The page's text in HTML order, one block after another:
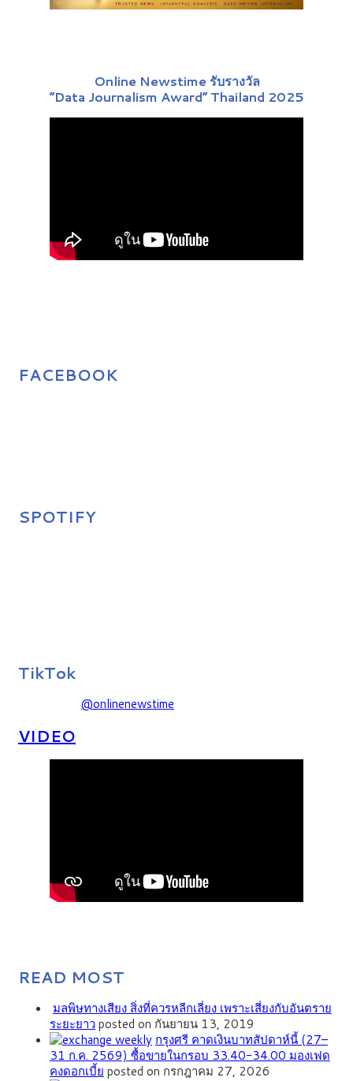
Online Newstime รับรางวัล
“Data Journalism Award” Thailand 2025
FACEBOOK
SPOTIFY
TikTok
@onlinenewstime
VIDEO
READ MOST
มลพิษทางเสียง สิ่งที่ควรหลีกเลี่ยง เพราะเสี่ยงกับอันตราย
ระยะยาวposted on กันยายน 13, 2019
กรุงศรี คาดเงินบาทสัปดาห์นี้ (27–
31 ก.ค. 2569) ซื้อขายในกรอบ 33.40-34.00 มองเฟด
คงดอกเบี้ย posted on กรกฎาคม 27, 2026